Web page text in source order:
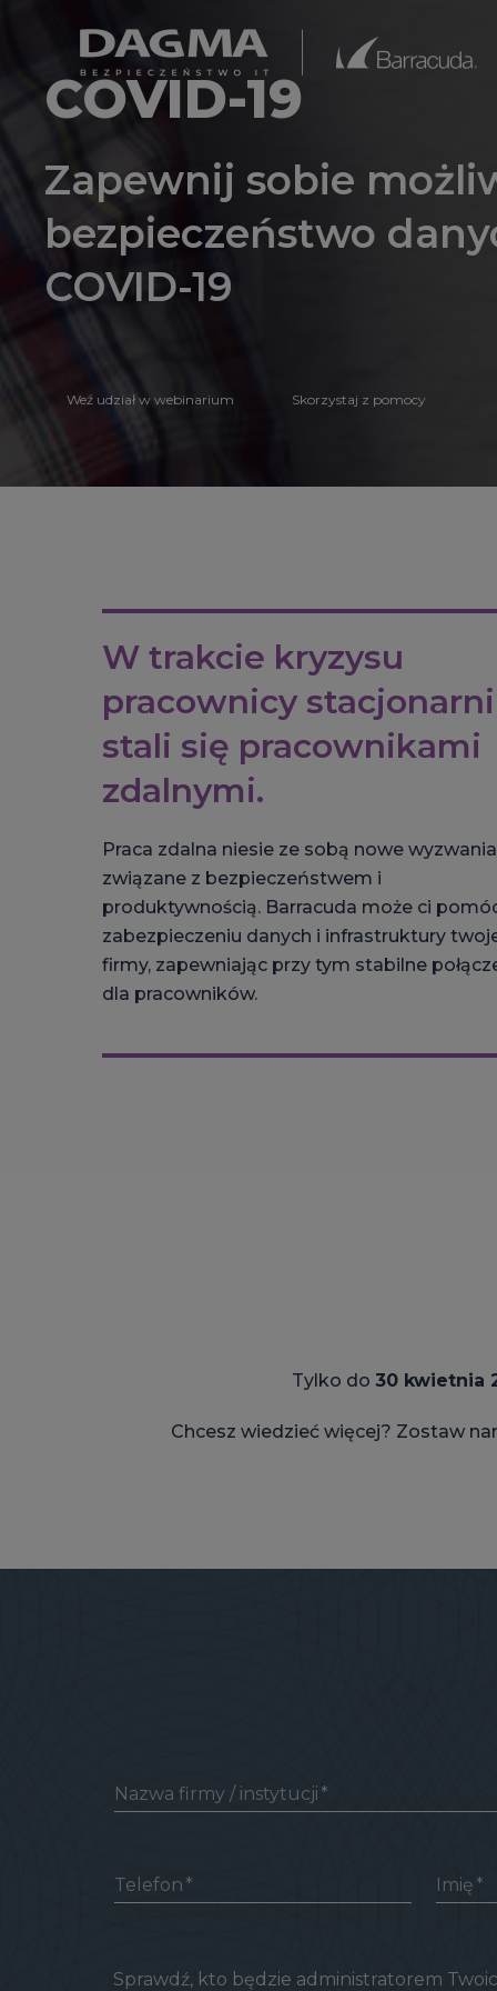
COVID-19
Zapewnij sobie
bezpieczeństwo
COVID-19
Weź udział w webinarium Skorzystaj z pomocy
W trakcie kryzysu
pracownicy stacjonarni
stali się pracownikami
zdalnymi.
Praca zdalna niesie ze sobą nowe wyzwania
związane z bezpieczeństwem i
produktywnością. Barracuda może ci
zabezpieczeniu danych i infrastruktury
firmy, zapewniając przy tym stabilne
dla pracowników.
Tylko do 30 kwietnia
Chcesz wiedzieć więcej? Zostaw
Nazwa firmy / instytucji
Telefon Imię
Sprawdź, kto będzie administratorem